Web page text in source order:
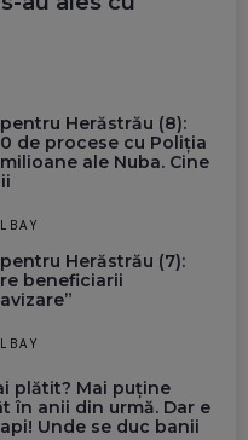
Herăstrău (8):
de procese cu Poliția
ale Nuba. Cine
Herăstrău (7):
beneficiarii
plătit? Mai puține
în anii din urmă. Dar e
Unde se duc banii